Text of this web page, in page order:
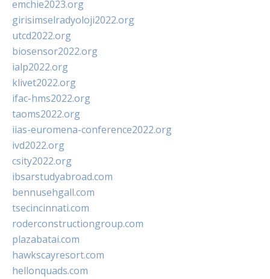
emchie2023.org
girisimselradyoloji2022.org
utcd2022.org
biosensor2022.org
ialp2022.org
klivet2022.org
ifac-hms2022.org
taoms2022.org
iias-euromena-conference2022.org
ivd2022.org
csity2022.org
ibsarstudyabroad.com
bennusehgall.com
tsecincinnati.com
roderconstructiongroup.com
plazabatai.com
hawkscayresort.com
hellonquads.com